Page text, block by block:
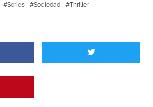
Series Sociedad Thriller